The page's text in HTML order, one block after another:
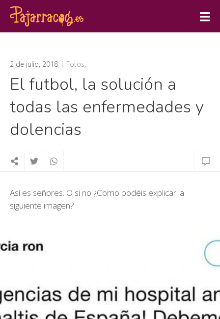
2 de julio, 2018 Fotos,
El futbol, la solución a
todas las enfermedades y
dolencias
Así es señores. O si no ¿Como podéis explicar la
siguiente imagen?